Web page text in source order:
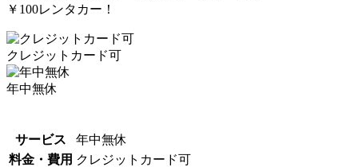
￥100レンタカー！
クレジットカード可
年中無休
サービス
年中無休
料金・費用 クレジットカード可